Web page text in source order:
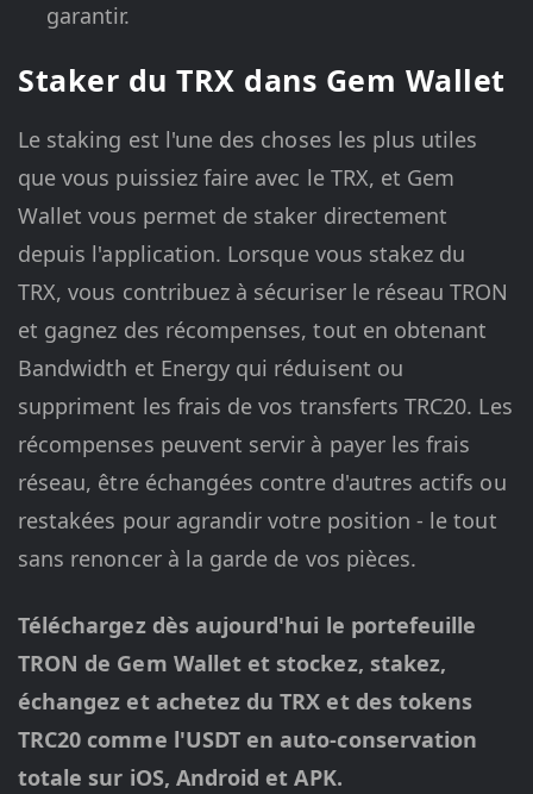
garantir.
Staker du TRX dans Gem Wallet
Le staking est l'une des choses les plus utiles
que vous puissiez faire avec le TRX, et Gem
Wallet vous permet de staker directement
depuis l'application. Lorsque vous stakez du
TRX, vous contribuez à sécuriser le réseau TRON
et gagnez des récompenses, tout en obtenant
Bandwidth et Energy qui réduisent ou
suppriment les frais de vos transferts TRC20. Les
récompenses peuvent servir à payer les frais
réseau, être échangées contre d'autres actifs ou
restakées pour agrandir votre position - le tout
sans renoncer à la garde de vos pièces.
Téléchargez dès aujourd'hui le portefeuille
TRON de Gem Wallet et stockez, stakez,
échangez et achetez du TRX et des tokens
TRC20 comme l'USDT en auto-conservation
totale sur iOS, Android et APK.